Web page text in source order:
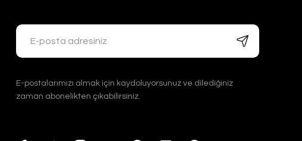
E-postalarımızı almak için kaydoluyorsunuz ve dilediğiniz
zaman abonelikten çıkabilirsiniz.